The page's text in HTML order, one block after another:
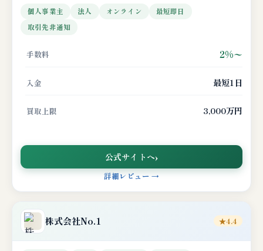
個人事業主 法人 オンライン
最短即日
取引先非通知
手数料 2%〜
入金 最短1日
買取上限 3,000万円
公式サイトへ
詳細レビュー →
株式会社No.1 ★4.4